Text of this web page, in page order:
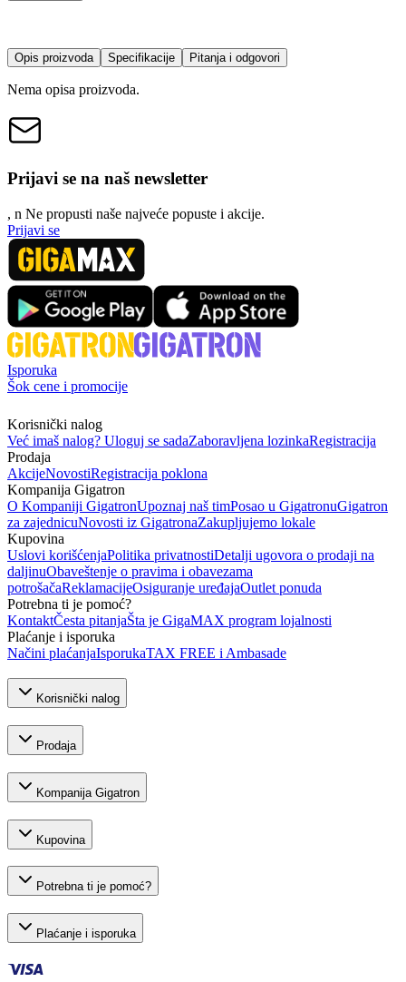
Opis proizvoda Specifikacije Pitanja i odgovori
Nema opisa proizvoda.
Prijavi se na naš newsletter
, n Ne propusti naše najveće popuste i akcije.
Prijavi se
Isporuka
Šok cene i promocije
Korisnički nalog
Već imaš nalog? Uloguj se sadaZaboravljena lozinkaRegistracija
Prodaja
AkcijeNovostiRegistracija poklona
Kompanija Gigatron
O Kompaniji GigatronUpoznaj naš timPosao u GigatronuGigatron
za zajednicuNovosti iz GigatronaZakupljujemo lokale
Kupovina
Uslovi korišćenjaPolitika privatnostiDetalji ugovora o prodaji na
daljinuObaveštenje o pravima i obavezama
potrošačaReklamacijeOsiguranje uređajaOutlet ponuda
Potrebna ti je pomoć?
KontaktČesta pitanjaŠta je GigaMAX program lojalnosti
Plaćanje i isporuka
Načini plaćanjaIsporukaTAX FREE i Ambasade
Korisnički nalog
Prodaja
Kompanija Gigatron
Kupovina
Potrebna ti je pomoć?
Plaćanje i isporuka